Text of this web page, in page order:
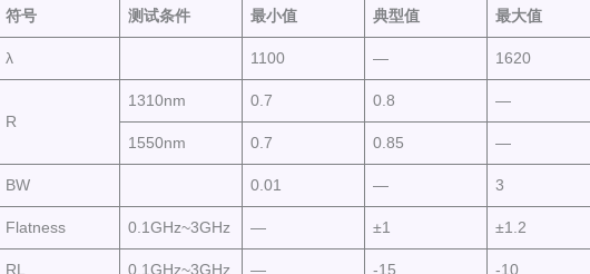
符号 测试条件 最小值 典型值 最大值
λ 1100 — 1620
R
1310nm 0.7 0.8
—
1550nm
0.7 0.85 —
BW 0.01 — 3
Flatness 0.1GHz~3GHz — ±1 ±1.2
RL 0.1GHz~3GHz — -15 -10